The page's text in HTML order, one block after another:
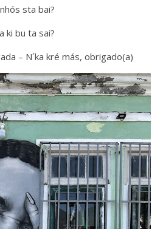
sta bai?
ki bu ta sai?
– N´ka kré más, obrigado(a)